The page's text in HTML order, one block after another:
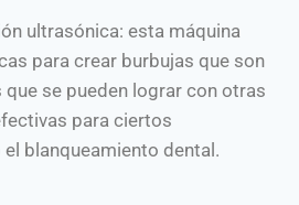
ultrasónica: esta máquina
para crear burbujas que son
que se pueden lograr con otras
para ciertos
blanqueamiento dental.